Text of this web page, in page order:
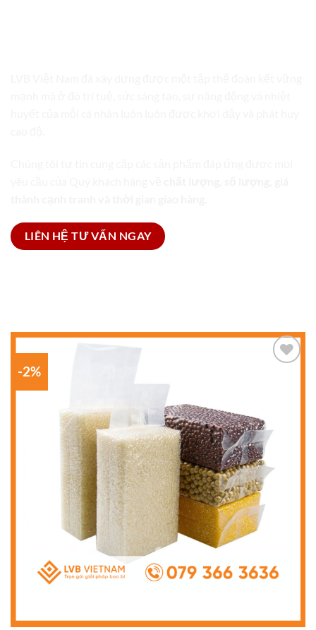
LIÊN HỆ TƯ VẤN NGAY
-2%